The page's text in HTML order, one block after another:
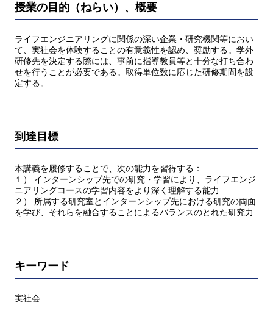
授業の目的（ねらい）、概要
ライフエンジニアリングに関係の深い企業・研究機関等におい
て、実社会を体験することの有意義性を認め、奨励する。学外
研修先を決定する際には、事前に指導教員等と十分な打ち合わ
せを行うことが必要である。取得単位数に応じた研修期間を設
定する。
到達目標
本講義を履修することで、次の能力を習得する：
１） インターンシップ先での研究・学習により、ライフエンジ
ニアリングコースの学習内容をより深く理解する能力
２） 所属する研究室とインターンシップ先における研究の両面
を学び、それらを融合することによるバランスのとれた研究力
キーワード
実社会